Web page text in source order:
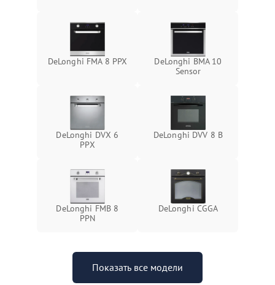
DeLonghi FMA 8 PPX
DeLonghi BMA 10
Sensor
DeLonghi DVX 6
PPX
DeLonghi DVV 8 B
DeLonghi FMB 8
PPN
DeLonghi CGGA
Показать все модели